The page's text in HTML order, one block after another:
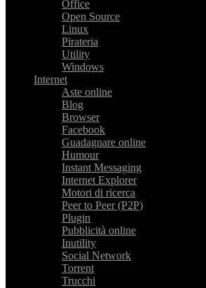
Office
Open Source
Linux
Pirateria
Utility
Windows
Internet
Aste online
Blog
Browser
Facebook
Guadagnare online
Humour
Instant Messaging
Internet Explorer
Motori di ricerca
Peer to Peer (P2P)
Plugin
Pubblicità online
Inutility
Social Network
Torrent
Trucchi